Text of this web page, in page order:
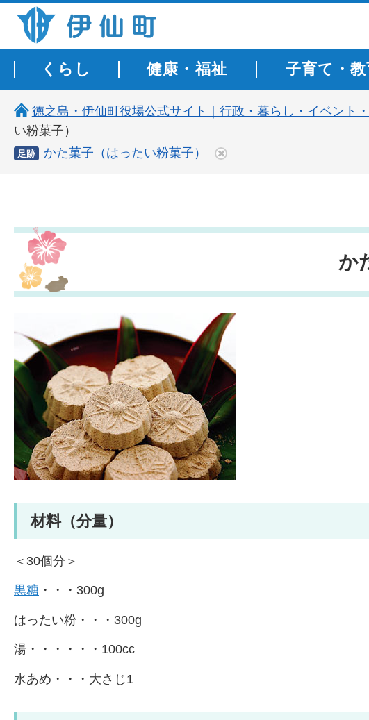
伊仙町 健康・長寿と子宝の町
くらし 健康・福祉 子育て・教
徳之島・伊仙町役場公式サイト｜行政・暮らし・イベント
い粉菓子）
足跡 かた菓子（はったい粉菓子）
か
材料（分量）
＜30個分＞
黒糖 ・・・300g
はったい粉・・・300g
湯・・・・・・100cc
水あめ・・・大さじ1